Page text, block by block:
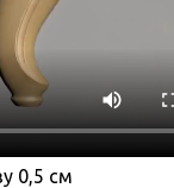
0,5 см